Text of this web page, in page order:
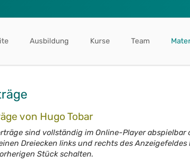
Ausbildung Kurse Team
von Hugo Tobar
sind vollständig im Online-Player abspielbar
Dreiecken links und rechts des
Stück schalten.